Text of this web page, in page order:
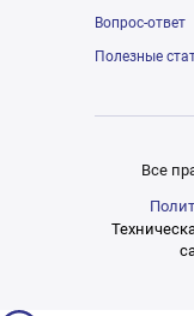
Вопрос-ответ
Полезные
Все